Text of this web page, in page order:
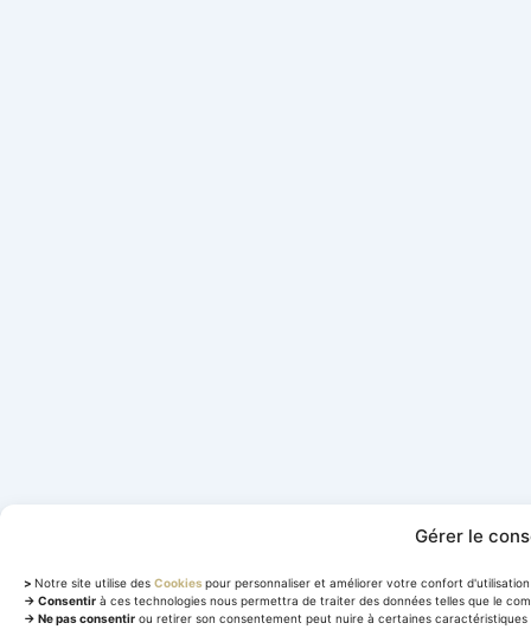
Gérer le
> Notre site utilise des Cookies pour personnaliser et améliorer votre confort d'utilisation
→ Consentir à ces technologies nous permettra de traiter des données telles que le
→ Ne pas consentir ou retirer son consentement peut nuire à certaines